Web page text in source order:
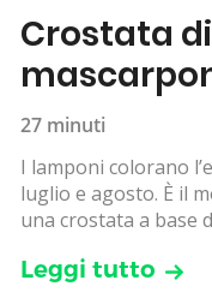
Crostata
27 minuti
I lamponi colorano
luglio e agosto. È il
una crostata a base
Leggi tutto